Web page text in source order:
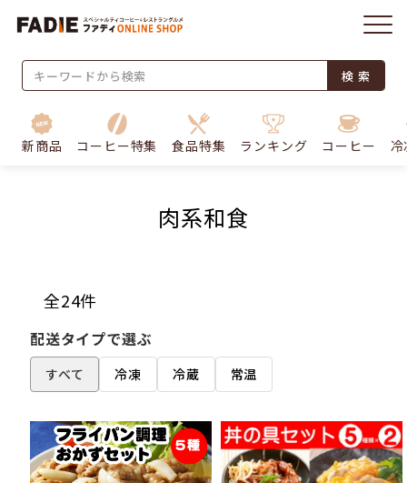
検 索
新商品 コーヒー特集 食品特集 ランキング コーヒー
肉系和食
全24件
配送タイプで選ぶ
すべて 冷凍 冷蔵 常温